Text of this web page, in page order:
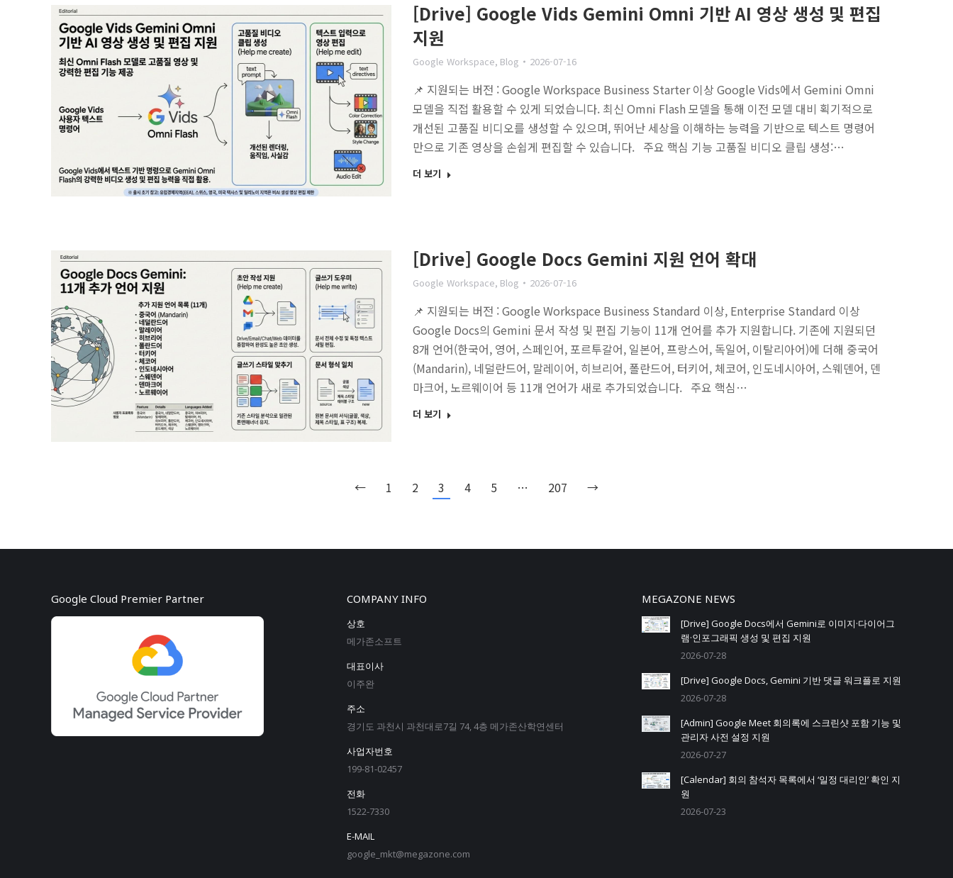
[Drive] Google Vids Gemini Omni 기반 AI 영상 생성 및 편집
지원
Google Workspace, Blog 2026-07-16
📌 지원되는 버전 : Google Workspace Business Starter 이상 Google Vids에서 Gemini Omni
모델을 직접 활용할 수 있게 되었습니다. 최신 Omni Flash 모델을 통해 이전 모델 대비 획기적으로
개선된 고품질 비디오를 생성할 수 있으며, 뛰어난 세상을 이해하는 능력을 기반으로 텍스트 명령어
만으로 기존 영상을 손쉽게 편집할 수 있습니다. 주요 핵심 기능 고품질 비디오 클립 생성:…
더 보기
[Drive] Google Docs Gemini 지원 언어 확대
Google Workspace, Blog 2026-07-16
📌 지원되는 버전 : Google Workspace Business Standard 이상, Enterprise Standard 이상
Google Docs의 Gemini 문서 작성 및 편집 기능이 11개 언어를 추가 지원합니다. 기존에 지원되던
8개 언어(한국어, 영어, 스페인어, 포르투갈어, 일본어, 프랑스어, 독일어, 이탈리아어)에 더해 중국어
(Mandarin), 네덜란드어, 말레이어, 히브리어, 폴란드어, 터키어, 체코어, 인도네시아어, 스웨덴어, 덴
마크어, 노르웨이어 등 11개 언어가 새로 추가되었습니다. 주요 핵심…
더 보기
← 1 2 3 4 5 … 207 →
Google Cloud Premier Partner COMPANY INFO
상호
메가존소프트
대표이사
이주완
주소
경기도 과천시 과천대로7길 74, 4층 메가존산학연센터
사업자번호
199-81-02457
전화
1522-7330
E-MAIL
google_mkt@megazone.com
MEGAZONE NEWS
[Drive] Google Docs에서 Gemini로 이미지·다이어그
램·인포그래픽 생성 및 편집 지원
2026-07-28
[Drive] Google Docs, Gemini 기반 댓글 워크플로 지원
2026-07-28
[Admin] Google Meet 회의록에 스크린샷 포함 기능 및
관리자 사전 설정 지원
2026-07-27
[Calendar] 회의 참석자 목록에서 ‘일정 대리인’ 확인 지
원
2026-07-23